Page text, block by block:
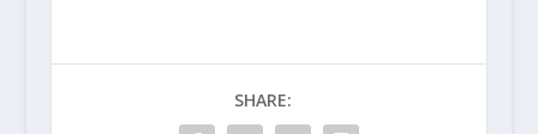
SHARE: